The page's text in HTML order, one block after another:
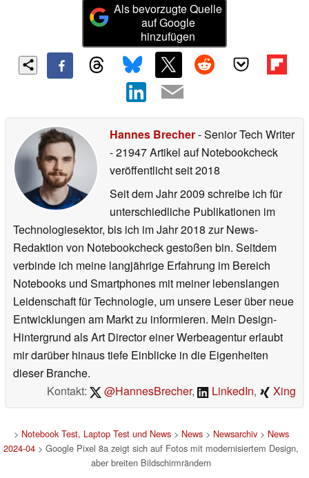
Als bevorzugte Quelle
auf Google
hinzufügen
Hannes Brecher- Senior Tech Writer
- 21947 Artikel auf Notebookcheck
veröffentlichtseit 2018
Seit dem Jahr 2009 schreibe ich für
unterschiedliche Publikationen im
Technologiesektor, bis ich im Jahr 2018 zur News-
Redaktion von Notebookcheck gestoßen bin. Seitdem
verbinde ich meine langjährige Erfahrung im Bereich
Notebooks und Smartphones mit meiner lebenslangen
Leidenschaft für Technologie, um unsere Leser über neue
Entwicklungen am Markt zu informieren. Mein Design-
Hintergrund als Art Director einer Werbeagentur erlaubt
mir darüber hinaus tiefe Einblicke in die Eigenheiten
dieser Branche.
Kontakt:
@HannesBrecher, LinkedIn, Xing
> Notebook Test, Laptop Test und News> News> Newsarchiv> News
2024-04 > Google Pixel 8a zeigt sich auf Fotos mit modernisiertem Design,
aber breiten Bildschirmrändern